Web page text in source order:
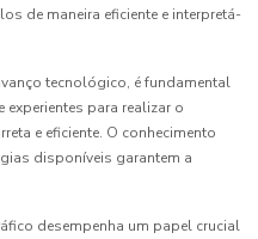
de maneira eficiente e interpretá-
tecnológico, é fundamental
para realizar o
e eficiente. O conhecimento
disponíveis garantem a
desempenha um papel crucial